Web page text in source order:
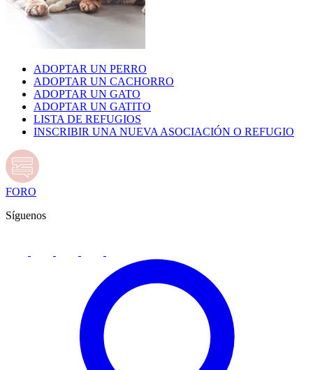
ADOPTAR UN PERRO
ADOPTAR UN CACHORRO
ADOPTAR UN GATO
ADOPTAR UN GATITO
LISTA DE REFUGIOS
INSCRIBIR UNA NUEVA ASOCIACIÓN O REFUGIO
FORO
Síguenos